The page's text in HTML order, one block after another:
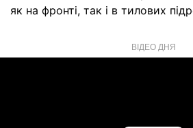
як на фронті, так і в тилових
ВІДЕО ДНЯ